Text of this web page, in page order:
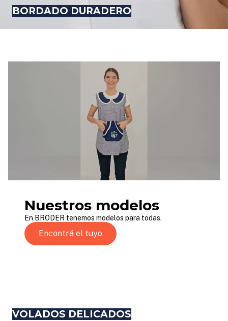
BORDADO DURADERO
VOLADOS DELICADOS
Nuestros modelos
En BRODER tenemos modelos para todas.
Encontrá el tuyo